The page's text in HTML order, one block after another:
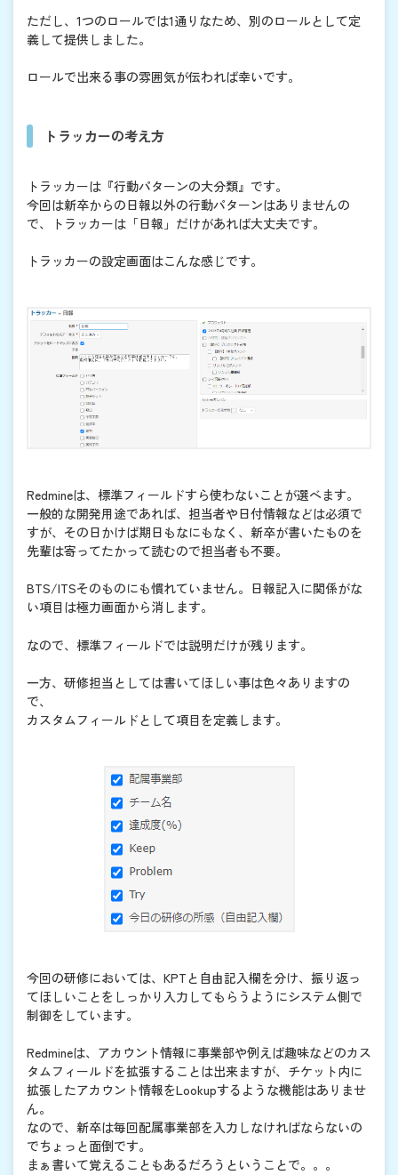
ただし、1つのロールでは1通りなため、別のロールとして定
義して提供しました。
ロールで出来る事の雰囲気が伝われば幸いです。
トラッカーの考え方
トラッカーは『行動パターンの大分類』です。
今回は新卒からの日報以外の行動パターンはありませんの
で、トラッカーは「日報」だけがあれば大丈夫です。
トラッカーの設定画面はこんな感じです。
Redmineは、標準フィールドすら使わないことが選べます。
一般的な開発用途であれば、担当者や日付情報などは必須で
すが、その日かけば期日もなにもなく、新卒が書いたものを
先輩は寄ってたかって読むので担当者も不要。
BTS/ITSそのものにも慣れていません。日報記入に関係がな
い項目は極力画面から消します。
なので、標準フィールドでは説明だけが残ります。
一方、研修担当としては書いてほしい事は色々ありますの
で、
カスタムフィールドとして項目を定義します。
今回の研修においては、KPTと自由記入欄を分け、振り返っ
てほしいことをしっかり入力してもらうようにシステム側で
制御をしています。
Redmineは、アカウント情報に事業部や例えば趣味などのカス
タムフィールドを拡張することは出来ますが、チケット内に
拡張したアカウント情報をLookupするような機能はありませ
ん。
なので、新卒は毎回配属事業部を入力しなければならないの
でちょっと面倒です。
まぁ書いて覚えることもあるだろうということで。。。